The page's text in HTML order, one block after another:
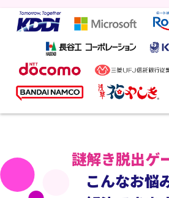
謎解き脱出ゲ
こんなお悩